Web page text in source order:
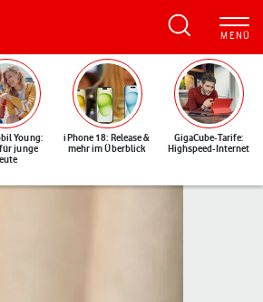
Young:
junge
iPhone 18: Release &
mehr im Überblick
GigaCube-Tarife:
Highspeed-Internet